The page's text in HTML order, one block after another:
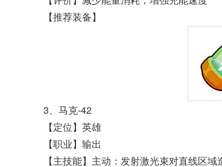
【推荐装备】
3、马克-42
【定位】英雄
【职业】输出
【主技能】主动：发射激光束对直线区域